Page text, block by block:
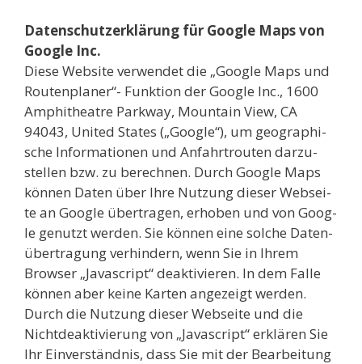
Daten­schutz­er­klä­rung für Goog­le Maps von
Goog­le Inc.
Die­se Web­site ver­wen­det die „Goog­le Maps und
Rou­ten­pla­ner“- Funk­ti­on der Goog­le Inc., 1600
Amphi­theat­re Park­way, Moun­tain View, CA
94043, United Sta­tes („Goog­le“), um geo­gra­phi­
sche Infor­ma­tio­nen und Anfahrt­rou­ten dar­zu­
stel­len bzw. zu berech­nen. Durch Goog­le Maps
kön­nen Daten über Ihre Nut­zung die­ser Web­sei­
te an Goog­le über­tra­gen, erho­ben und von Goog­
le genutzt wer­den. Sie kön­nen eine sol­che Daten­
über­tra­gung ver­hin­dern, wenn Sie in Ihrem
Brow­ser „Java­script“ deak­ti­vie­ren. In dem Fal­le
kön­nen aber kei­ne Kar­ten ange­zeigt wer­den.
Durch die Nut­zung die­ser Web­sei­te und die
Nicht­deak­ti­vie­rung von „Java­script“ erklä­ren Sie
Ihr Ein­ver­ständ­nis, dass Sie mit der Bear­bei­tung